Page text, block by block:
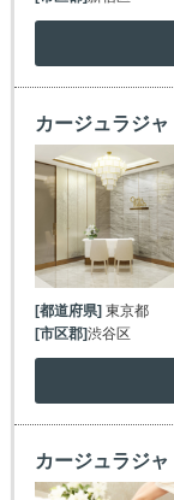
カージュラジャ
[都道府県]東京都
[市区郡]渋谷区
カージュラジャ